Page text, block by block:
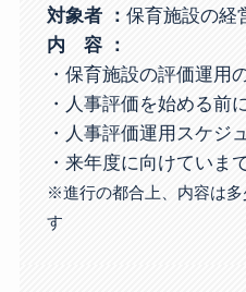
対象者
：保育施設の経
内 容 ：
・保育施設の評価運用
・人事評価を始める前
・人事評価運用スケジ
・来年度に向けていま
※進行の都合上、内容は多
す